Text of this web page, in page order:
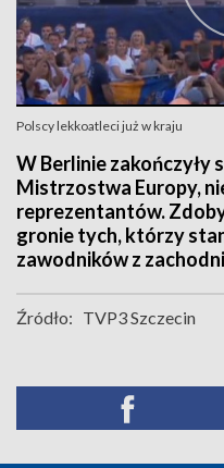
Polscy lekkoatleci już w kraju
W Berlinie
Mistrzostwa Europy,
reprezentantów.
gronie tych, którzy
zawodników z
Źródło: TVP3 Szczecin